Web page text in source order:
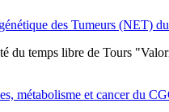
des Tumeurs (NET)
du temps libre de Tours
métabolisme et cancer du